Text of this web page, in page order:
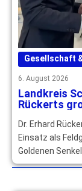
Gesellschaft
6. August 2026
Landkreis
Rückerts
Dr. Erhard
Einsatz als
Goldenen